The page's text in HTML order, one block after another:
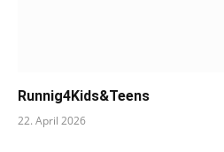
Runnig4Kids&Teens
22. April 2026